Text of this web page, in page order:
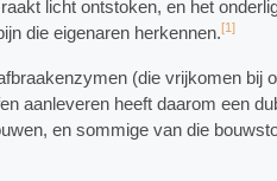
licht ontstoken, en het
die eigenaren herkennen.[1]
(die vrijkomen bij
aanleveren heeft daarom een
en sommige van die